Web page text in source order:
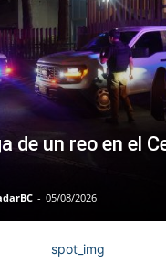
de un reo en el
- 05/08/2026